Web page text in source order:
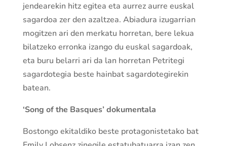
jendearekin hitz egitea eta aurrez aurre euskal
sagardoa zer den azaltzea. Abiadura izugarrian
mogitzen ari den merkatu horretan, bere lekua
bilatzeko erronka izango du euskal sagardoak,
eta buru belarri ari da lan horretan Petritegi
sagardotegia beste hainbat sagardotegirekin
batean.
‘Song of the Basques’ dokumentala
Bostongo ekitaldiko beste protagonistetako bat